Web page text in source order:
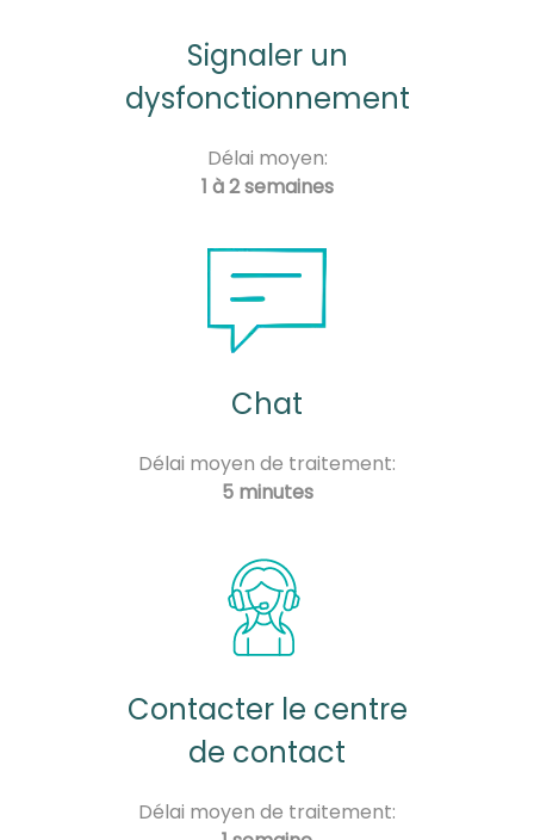
Signaler un
dysfonctionnement
Délai moyen:
1 à 2 semaines
Chat
Délai moyen de traitement:
5 minutes
Contacter le centre
de contact
Délai moyen de traitement: